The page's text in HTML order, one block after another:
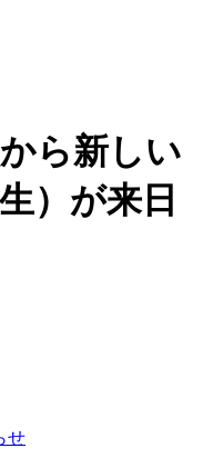
ら新しい
）が来日
せ